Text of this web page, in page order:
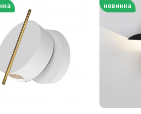
новинка